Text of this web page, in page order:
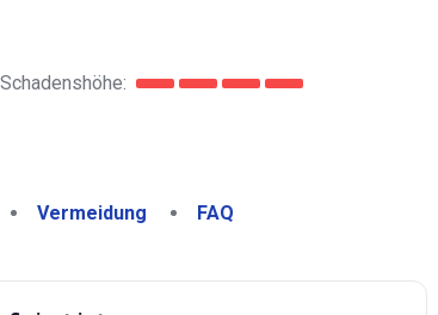
Schadenshöhe:
Vermeidung FAQ